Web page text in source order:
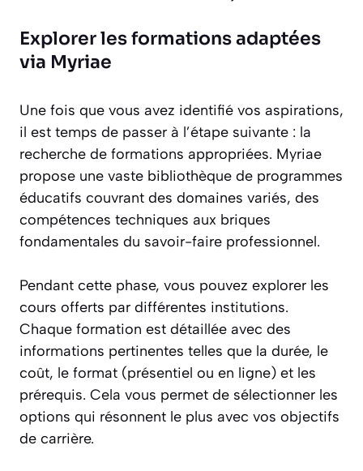
Explorer les formations adaptées
via Myriae
Une fois que vous avez identifié vos aspirations,
il est temps de passer à l’étape suivante : la
recherche de formations appropriées. Myriae
propose une vaste bibliothèque de programmes
éducatifs couvrant des domaines variés, des
compétences techniques aux briques
fondamentales du savoir-faire professionnel.
Pendant cette phase, vous pouvez explorer les
cours offerts par différentes institutions.
Chaque formation est détaillée avec des
informations pertinentes telles que la durée, le
coût, le format (présentiel ou en ligne) et les
prérequis. Cela vous permet de sélectionner les
options qui résonnent le plus avec vos objectifs
de carrière.